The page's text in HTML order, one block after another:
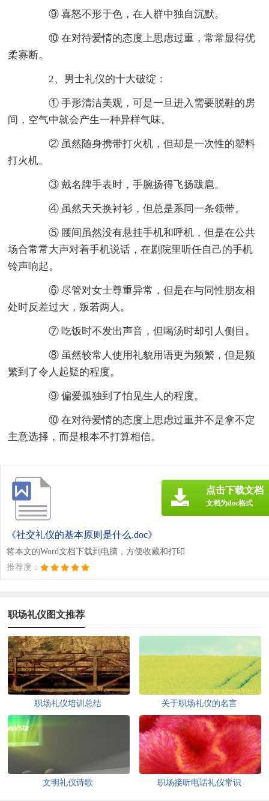
⑨ 喜怒不形于色，在人群中独自沉默。
⑩ 在对待爱情的态度上思虑过重，常常显得优
柔寡断。
2、男士礼仪的十大破绽：
① 手形清洁美观，可是一旦进入需要脱鞋的房
间，空气中就会产生一种异样气味。
② 虽然随身携带打火机，但却是一次性的塑料
打火机。
③ 戴名牌手表时，手腕扬得飞扬跋扈。
④ 虽然天天换衬衫，但总是系同一条领带。
⑤ 腰间虽然没有悬挂手机和呼机，但是在公共
场合常常大声对着手机说话，在剧院里听任自己的手机
铃声响起。
⑥ 尽管对女士尊重异常，但是在与同性朋友相
处时反差过大，叛若两人。
⑦ 吃饭时不发出声音，但喝汤时却引人侧目。
⑧ 虽然较常人使用礼貌用语更为频繁，但是频
繁到了令人起疑的程度。
⑨ 偏爱孤独到了怕见生人的程度。
⑩ 在对待爱情的态度上思虑过重并不是拿不定
主意选择，而是根本不打算相信。
《社交礼仪的基本原则是什么.doc》
将本文的Word文档下载到电脑，方便收藏和打印
推荐度：
点击下载文档
文档为doc格式
职场礼仪图文推荐
职场礼仪培训总结 关于职场礼仪的名言
文明礼仪诗歌 职场接听电话礼仪常识